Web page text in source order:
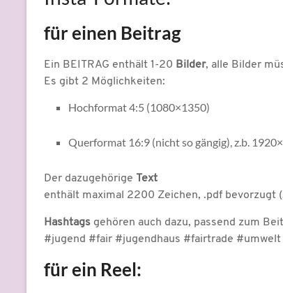
für einen Beitrag
Ein BEITRAG enthält 1-20 Bilder, alle Bilder
Es gibt 2 Möglichkeiten:
Hochformat 4:5 (1080×1350)
Querformat 16:9 (nicht so gängig), z.b.
Der dazugehörige Text
enthält maximal 2200 Zeichen, .pdf bevorzugt
Hashtags gehören auch dazu, passend zum
#jugend #fair #jugendhaus #fairtrade #umwelt
für ein Reel: